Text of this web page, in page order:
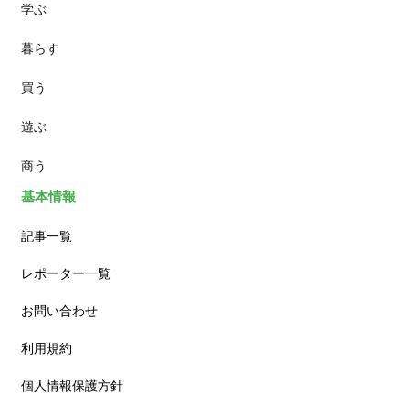
パン
スイーツ
ランチ
カフェ
学ぶ
暮らす
買う
遊ぶ
商う
基本情報
記事一覧
レポーター一覧
お問い合わせ
利用規約
個人情報保護方針